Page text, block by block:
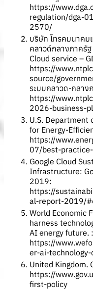
https://
regulation/dga-
2570/
บริษัท โทรคมนาคม
คลาวด์กลางภาครั
Cloud service –
https://
source/
ระบบคลาวด-กลาง
https://
2026-business-
U.S. Department
for Energy-
https://
07/best-
Google Cloud
Infrastructure:
2019:
https://
al-report-2019/
World Economic
harness
AI energy future. :
https://
er-ai-
United Kingdom.
https://
first-policy